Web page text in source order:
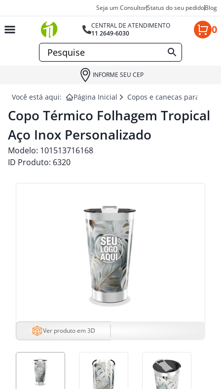
Seja um ConsultorStatus do seu pedidoBlog
CENTRAL DE ATENDIMENTO
11 2649-6030
0
INFORME SEU CEP
Você está aqui: Página Inicial Copos e canecas para
Copo Térmico Folhagem Tropical
Aço Inox Personalizado
Modelo: 101513716168
ID Produto: 6320
Ver produto em 3D